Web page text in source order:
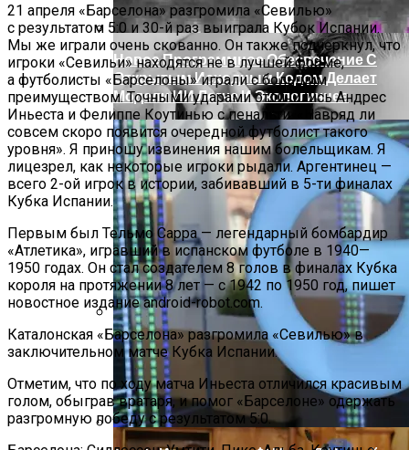
Звезды, Которые Трагически Погибли,
Стремясь К Вечной Молодости
Новое Программное Обеспечение С
Открытым Исходным Кодом Делает
Модели ИИ Легче И Экологичнее
21 апреля «Барселона» разгромила «Севилью»
с результатом 5:0 и 30-й раз выиграла Кубок Испании.
Мы же играли очень скованно. Он также подчеркнул, что
игроки «Севильи» находятся не в лучшей форме,
а футболисты «Барселоны» играли с большим
преимуществом. Точными ударами отличились Андрес
Иньеста и Фелиппе Коутинью с пенальти. «Навряд ли
совсем скоро появится очередной футболист такого
уровня». Я приношу извинения нашим болельщикам. Я
лицезрел, как некоторые игроки рыдали. Аргентинец —
всего 2-ой игрок в истории, забивавший в 5-ти финалах
Кубка Испании.
Первым был Тельмо Сарра — легендарный бомбардир
«Атлетика», игравший в испанском футболе в 1940—
1950 годах. Он стал создателем 8 голов в финалах Кубка
короля на протяжении 8 лет — с 1942 по 1950 год, пишет
новостное издание android-robot.com.
Каталонская «Барселона» разгромила «Севилью» в
заключительном матче Кубка Испании.
Отметим, что по ходу матча Иньеста отличился красивым
голом, обыграв вратаря, и помог «Барселоне» одержать
разгромную победу с результатом 5:0.